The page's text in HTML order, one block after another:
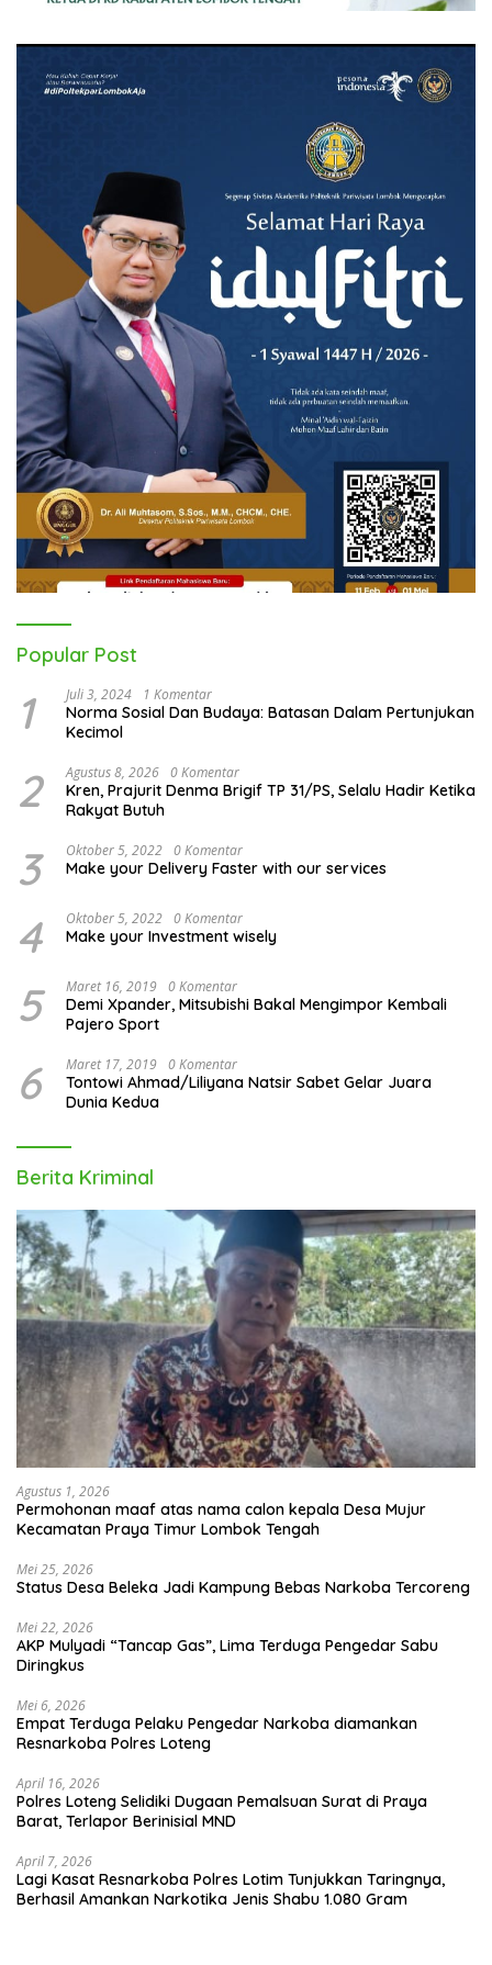
Popular Post
1 Juli 3, 2024 1 Komentar
Norma Sosial Dan Budaya: Batasan Dalam Pertunjukan
Kecimol
2 Agustus 8, 2026 0 Komentar
Kren, Prajurit Denma Brigif TP 31/PS, Selalu Hadir Ketika
Rakyat Butuh
3 Oktober 5, 2022 0 Komentar
Make your Delivery Faster with our services
4 Oktober 5, 2022 0 Komentar
Make your Investment wisely
5 Maret 16, 2019 0 Komentar
Demi Xpander, Mitsubishi Bakal Mengimpor Kembali
Pajero Sport
6 Maret 17, 2019 0 Komentar
Tontowi Ahmad/Liliyana Natsir Sabet Gelar Juara
Dunia Kedua
Berita Kriminal
Agustus 1, 2026
Permohonan maaf atas nama calon kepala Desa Mujur
Kecamatan Praya Timur Lombok Tengah
Mei 25, 2026
Status Desa Beleka Jadi ‎Kampung Bebas Narkoba Tercoreng
Mei 22, 2026
AKP Mulyadi “Tancap Gas”, Lima Terduga Pengedar Sabu
Diringkus
Mei 6, 2026
Empat Terduga Pelaku Pengedar Narkoba diamankan
Resnarkoba Polres Loteng
April 16, 2026
Polres Loteng Selidiki Dugaan Pemalsuan Surat di Praya
Barat, Terlapor Berinisial MND
April 7, 2026
Lagi Kasat Resnarkoba Polres Lotim Tunjukkan Taringnya,
Berhasil Amankan Narkotika Jenis Shabu 1.080 Gram